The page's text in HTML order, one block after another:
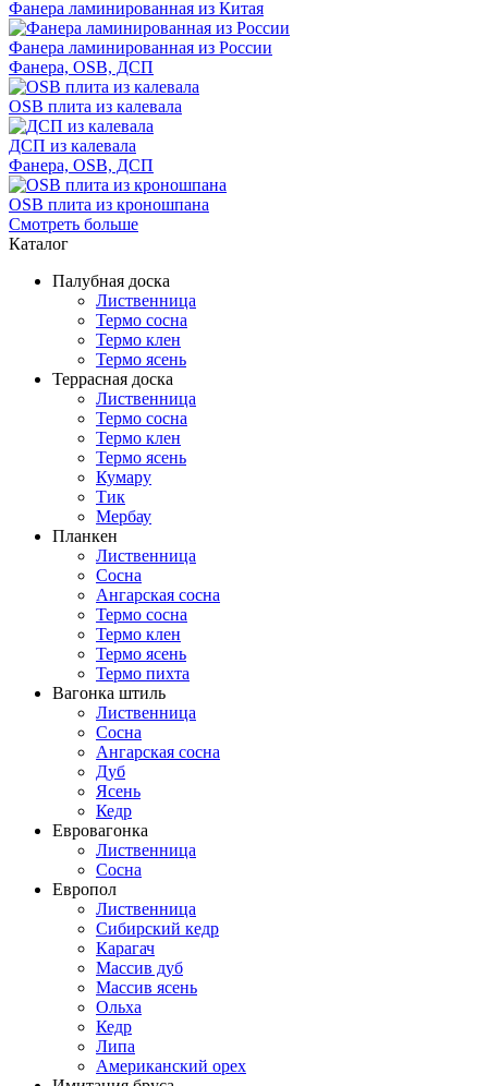
Фанера ламинированная из Китая
Фанера ламинированная из России
Фанера, OSB, ДСП
OSB плита из калевала
ДСП из калевала
Фанера, OSB, ДСП
OSB плита из кроношпана
Смотреть больше
Каталог
Палубная доска
Лиственница
Термо сосна
Термо клен
Термо ясень
Террасная доска
Лиственница
Термо сосна
Термо клен
Термо ясень
Кумару
Тик
Мербау
Планкен
Лиственница
Сосна
Ангарская сосна
Термо сосна
Термо клен
Термо ясень
Термо пихта
Вагонка штиль
Лиственница
Сосна
Ангарская сосна
Дуб
Ясень
Кедр
Евровагонка
Лиственница
Сосна
Европол
Лиственница
Сибирский кедр
Карагач
Массив дуб
Массив ясень
Ольха
Кедр
Липа
Американский орех